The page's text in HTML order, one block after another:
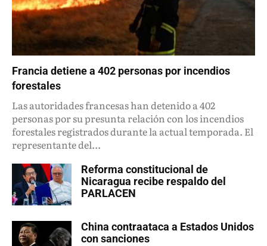
Francia detiene a 402 personas por incendios
forestales
Las autoridades francesas han detenido a 402
personas por su presunta relación con los incendios
forestales registrados durante la actual temporada. El
representante del...
Reforma constitucional de
Nicaragua recibe respaldo del
PARLACEN
China contraataca a Estados Unidos
con sanciones